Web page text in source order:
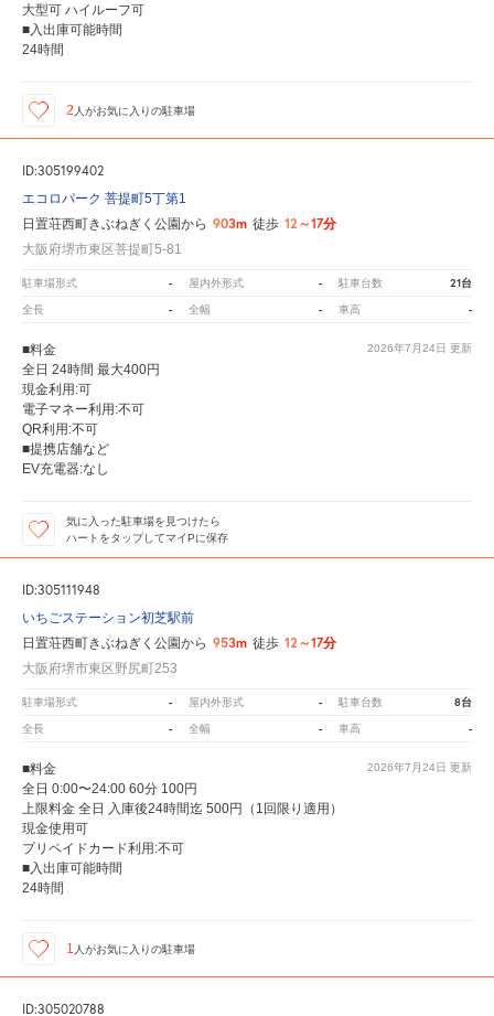
大型可 ハイルーフ可
■入出庫可能時間
24時間
2 人がお気に入りの駐車場
ID:305199402
エコロパーク 菩提町5丁第1
日置荘西町きぶねぎく公園から 903m 徒歩 12～17分
大阪府堺市東区菩提町5-81
駐車場形式 - 屋内外形式 - 駐車台数 21台
全長 - 全幅 - 車高 -
2026年7月24日 更新
■料金
全日 24時間 最大400円
現金利用:可
電子マネー利用:不可
QR利用:不可
■提携店舗など
EV充電器:なし
気に入った駐車場を見つけたら
ハートをタップしてマイPに保存
ID:305111948
いちごステーション初芝駅前
日置荘西町きぶねぎく公園から 953m 徒歩 12～17分
大阪府堺市東区野尻町253
駐車場形式 - 屋内外形式 - 駐車台数 8台
全長 - 全幅 - 車高 -
2026年7月24日 更新
■料金
全日 0:00〜24:00 60分 100円
上限料金 全日 入庫後24時間迄 500円（1回限り適用）
現金使用可
プリペイドカード利用:不可
■入出庫可能時間
24時間
1 人がお気に入りの駐車場
ID:305020788